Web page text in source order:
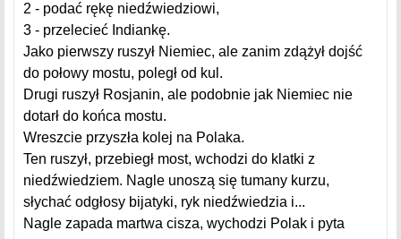
2 - podać rękę niedźwiedziowi,
3 - przelecieć Indiankę.
Jako pierwszy ruszył Niemiec, ale zanim zdążył dojść
do połowy mostu, poległ od kul.
Drugi ruszył Rosjanin, ale podobnie jak Niemiec nie
dotarł do końca mostu.
Wreszcie przyszła kolej na Polaka.
Ten ruszył, przebiegł most, wchodzi do klatki z
niedźwiedziem. Nagle unoszą się tumany kurzu,
słychać odgłosy bijatyki, ryk niedźwiedzia i...
Nagle zapada martwa cisza, wychodzi Polak i pyta